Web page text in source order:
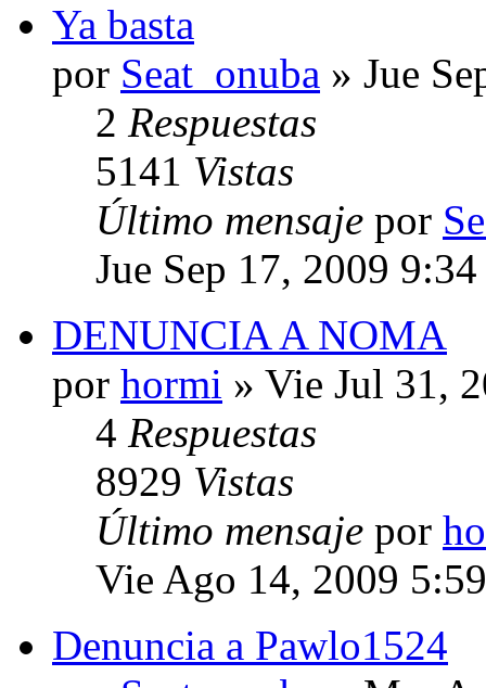
Ya basta
por Seat_onuba » Jue
2 Respuestas
5141 Vistas
Último mensaje por
Jue Sep 17, 2009
DENUNCIA A NOMA
por hormi » Vie Jul 31,
4 Respuestas
8929 Vistas
Último mensaje por
Vie Ago 14, 2009
Denuncia a Pawlo1524